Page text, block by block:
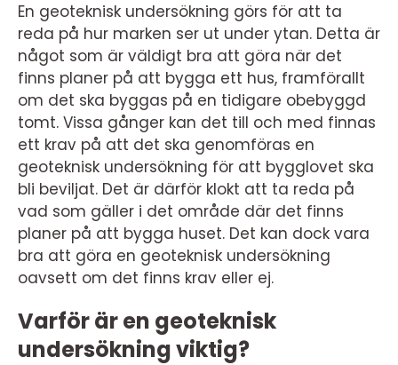
En geoteknisk undersökning görs för att ta
reda på hur marken ser ut under ytan. Detta är
något som är väldigt bra att göra när det
finns planer på att bygga ett hus, framförallt
om det ska byggas på en tidigare obebyggd
tomt. Vissa gånger kan det till och med finnas
ett krav på att det ska genomföras en
geoteknisk undersökning för att bygglovet ska
bli beviljat. Det är därför klokt att ta reda på
vad som gäller i det område där det finns
planer på att bygga huset. Det kan dock vara
bra att göra en geoteknisk undersökning
oavsett om det finns krav eller ej.
Varför är en geoteknisk
undersökning viktig?